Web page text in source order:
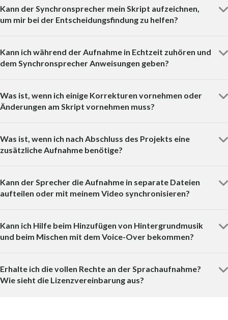
Kann der Synchronsprecher mein Skript aufzeichnen,
um mir bei der Entscheidungsfindung zu helfen?
Kann ich während der Aufnahme in Echtzeit zuhören und
dem Synchronsprecher Anweisungen geben?
Was ist, wenn ich einige Korrekturen vornehmen oder
Änderungen am Skript vornehmen muss?
Was ist, wenn ich nach Abschluss des Projekts eine
zusätzliche Aufnahme benötige?
Kann der Sprecher die Aufnahme in separate Dateien
aufteilen oder mit meinem Video synchronisieren?
Kann ich Hilfe beim Hinzufügen von Hintergrundmusik
und beim Mischen mit dem Voice-Over bekommen?
Erhalte ich die vollen Rechte an der Sprachaufnahme?
Wie sieht die Lizenzvereinbarung aus?